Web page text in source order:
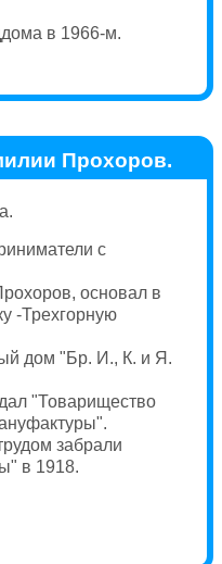
в 1966-м.
Прохоров.
с
основал в
-Трехгорную
дом "Бр. И., К. и Я.
"Товарищество
забрали
в 1918.